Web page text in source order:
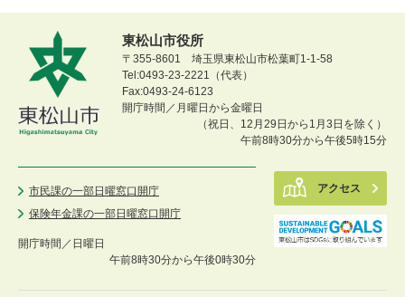
東松山市役所
〒355-8601 埼玉県東松山市松葉町1-1-58
Tel:0493-23-2221（代表）
Fax:0493-24-6123
開庁時間／月曜日から金曜日
（祝日、12月29日から1月3日を除く）
午前8時30分から午後5時15分
市民課の一部日曜窓口開庁
保険年金課の一部日曜窓口開庁
開庁時間／ 日曜日
午前8時30分から午後0時30分
アクセス